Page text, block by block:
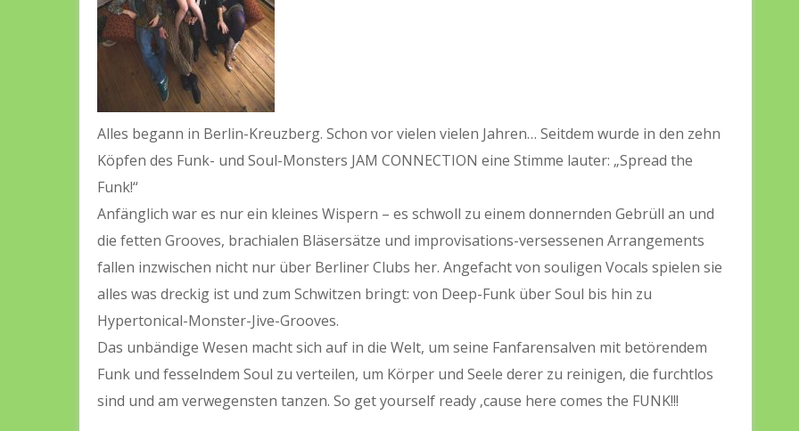
Alles begann in Berlin-Kreuzberg. Schon vor vielen vielen Jahren… Seitdem wurde in den zehn
Köpfen des Funk- und Soul-Monsters JAM CONNECTION eine Stimme lauter: „Spread the
Funk!“
Anfänglich war es nur ein kleines Wispern – es schwoll zu einem donnernden Gebrüll an und
die fetten Grooves, brachialen Bläsersätze und improvisations-versessenen Arrangements
fallen inzwischen nicht nur über Berliner Clubs her. Angefacht von souligen Vocals spielen sie
alles was dreckig ist und zum Schwitzen bringt: von Deep-Funk über Soul bis hin zu
Hypertonical-Monster-Jive-Grooves.
Das unbändige Wesen macht sich auf in die Welt, um seine Fanfarensalven mit betörendem
Funk und fesselndem Soul zu verteilen, um Körper und Seele derer zu reinigen, die furchtlos
sind und am verwegensten tanzen. So get yourself ready ‚cause here comes the FUNK!!!